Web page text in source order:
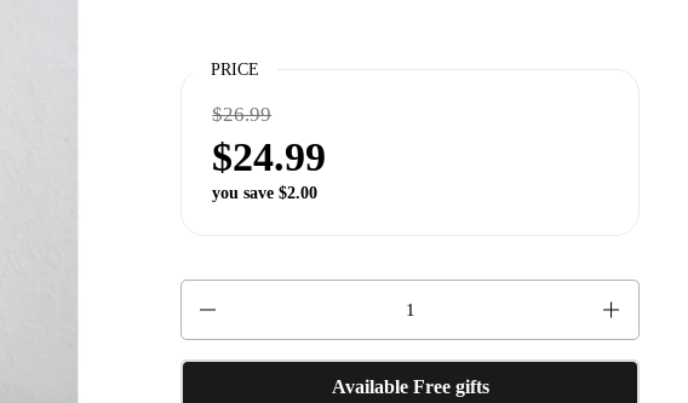
PRICE
$24.99
$26.99
you save $2.00
Available Free gifts